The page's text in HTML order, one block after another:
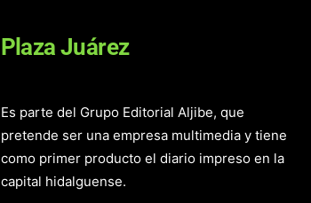
Plaza Juárez
Es parte del Grupo Editorial Aljibe, que
pretende ser una empresa multimedia y tiene
como primer producto el diario impreso en la
capital hidalguense.